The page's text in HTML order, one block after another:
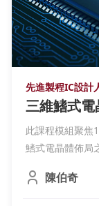
先進製程IC設計
三維鰭式
此課程模組聚焦
鰭式電晶體佈局
陳伯奇